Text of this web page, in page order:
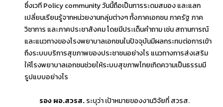
ซึ่งเวที Policy community วันนี้ถือเป็นการระดมสมอง และแลก
เปลี่ยนเรียนรู้จากหน่วยงานกลุ่มต่างๆ ทั้งภาคเอกชน ภาครัฐ ภาค
วิชาการ และภาคประชาสังคม โดยมีประเด็นคำถาม เช่น สถานการณ์
และแนวทางของโรงพยาบาลเอกชนในปัจจุบันมีผลกระทบต่อการเข้า
ถึงระบบบริการสุขภาพของประชาชนอย่างไร แนวทางการส่งเสริม
ให้โรงพยาบาลเอกชนช่วยให้ระบบสุขภาพไทยเกิดความเป็นธรรมมี
รูปแบบอย่างไร
รอง ผอ.สวรส.ระบุว่า เป้าหมายของงานวิจัยที่ สวรส.